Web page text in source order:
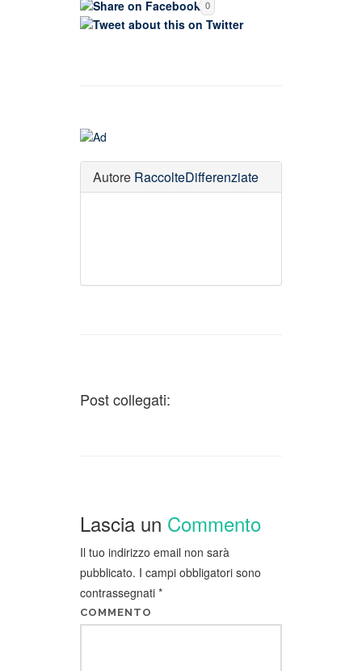
0
Autore RaccolteDifferenziate
Post collegati:
Lascia un Commento
Il tuo indirizzo email non sarà
pubblicato. I campi obbligatori sono
contrassegnati *
COMMENTO